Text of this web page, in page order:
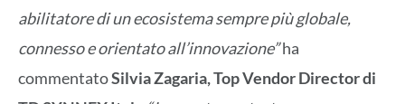
abilitatore di un ecosistema sempre più globale,
connesso e orientato all’innovazione”ha
commentatoSilvia Zagaria, Top Vendor Director di